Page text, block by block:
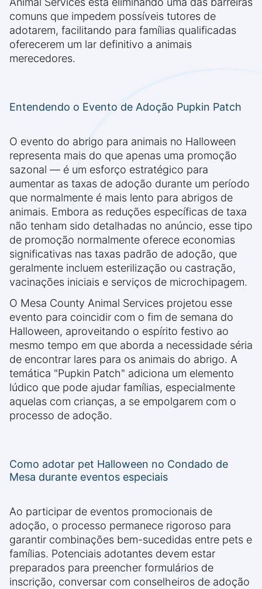
comuns que impedem possíveis tutores de
adotarem, facilitando para famílias qualificadas
oferecerem um lar definitivo a animais
merecedores.
Entendendo o Evento de Adoção Pupkin Patch
O evento do abrigo para animais no Halloween
representa mais do que apenas uma promoção
sazonal — é um esforço estratégico para
aumentar as taxas de adoção durante um período
que normalmente é mais lento para abrigos de
animais. Embora as reduções específicas de taxa
não tenham sido detalhadas no anúncio, esse tipo
de promoção normalmente oferece economias
significativas nas taxas padrão de adoção, que
geralmente incluem esterilização ou castração,
vacinações iniciais e serviços de microchipagem.
O Mesa County Animal Services projetou esse
evento para coincidir com o fim de semana do
Halloween, aproveitando o espírito festivo ao
mesmo tempo em que aborda a necessidade séria
de encontrar lares para os animais do abrigo. A
temática "Pupkin Patch" adiciona um elemento
lúdico que pode ajudar famílias, especialmente
aquelas com crianças, a se empolgarem com o
processo de adoção.
Como adotar pet Halloween no Condado de
Mesa durante eventos especiais
Ao participar de eventos promocionais de
adoção, o processo permanece rigoroso para
garantir combinações bem-sucedidas entre pets e
famílias. Potenciais adotantes devem estar
preparados para preencher formulários de
inscrição, conversar com conselheiros de adoção